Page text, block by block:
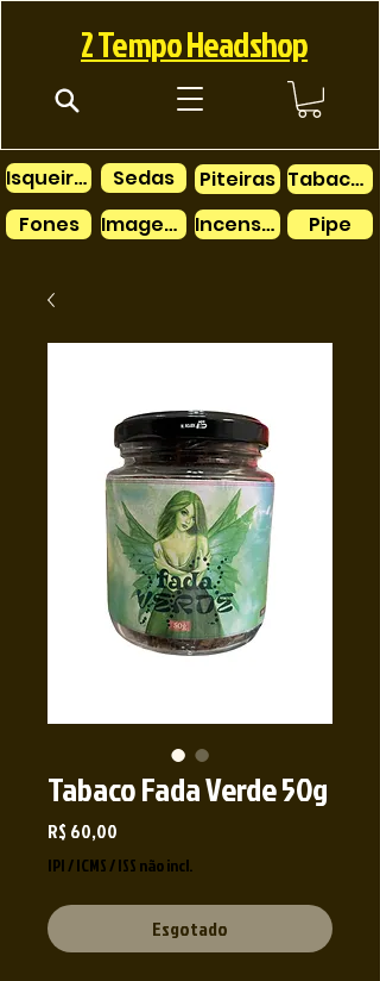
2 Tempo Headshop
Isqueiros
Fones
Sedas
Imagens
Piteiras
Tabacos
Incensos
Pipe
Tabaco Fada Verde 50g
R$ 60,00
IPI / ICMS / ISS não incl.
Esgotado